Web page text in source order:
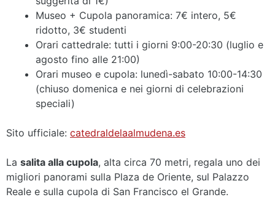
Museo + Cupola panoramica: 7€ intero, 5€
ridotto, 3€ studenti
Orari cattedrale: tutti i giorni 9:00-20:30 (luglio e
agosto fino alle 21:00)
Orari museo e cupola: lunedì-sabato 10:00-14:30
(chiuso domenica e nei giorni di celebrazioni
speciali)
Sito ufficiale: catedraldelaalmudena.es
La salita alla cupola, alta circa 70 metri, regala uno dei
migliori panorami sulla Plaza de Oriente, sul Palazzo
Reale e sulla cupola di San Francisco el Grande.